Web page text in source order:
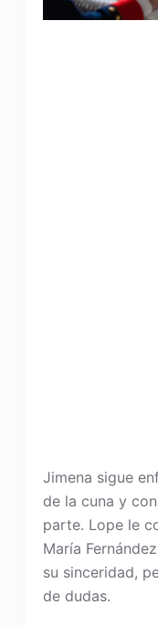
Jimena sigue
de la cuna y
parte. Lope le
María
su sinceridad,
de dudas.